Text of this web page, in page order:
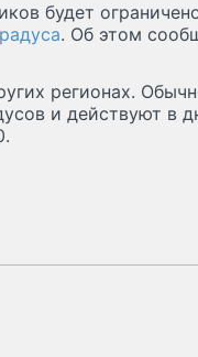
будет
. Об этом
регионах.
и действуют в